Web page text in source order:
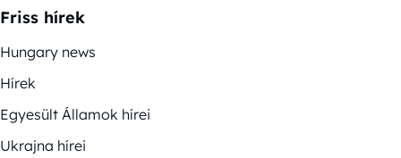
Friss hírek
Hungary news
Hírek
Egyesült Államok hírei
Ukrajna hírei